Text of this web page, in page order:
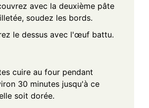
avec la deuxième pâte
soudez les bords.
le dessus avec l'œuf battu.
cuire au four pendant
30 minutes jusqu'à ce
soit dorée.